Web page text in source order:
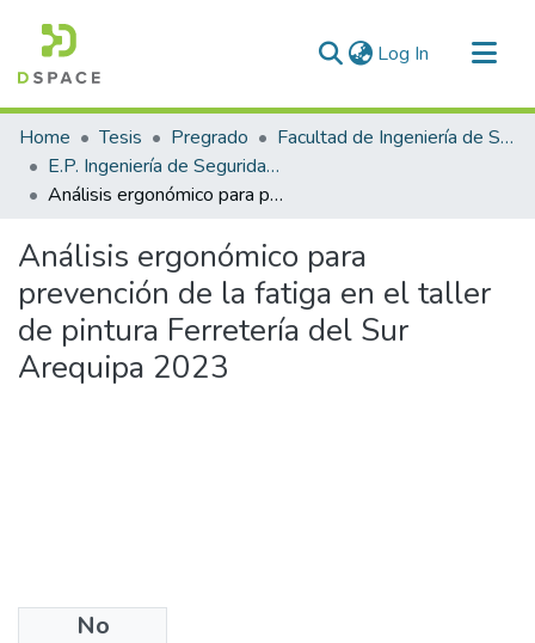
Log In (current)
Communities & Collections
All of DSpace
Statistics
Home Tesis Pregrado
Facultad de Ingeniería de Sistemas
E.P. Ingeniería de Seguridad y Gestión Minera
Análisis ergonómico para prevención de la fatiga en el taller de pintura Ferretería del Sur Arequipa 2023
Análisis ergonómico para
prevención de la fatiga en el taller
de pintura Ferretería del Sur
Arequipa 2023
No